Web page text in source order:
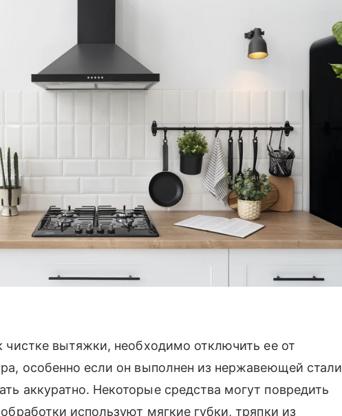
чистке вытяжки, необходимо отключить ее от
особенно если он выполнен из нержавеющей стали
аккуратно. Некоторые средства могут повредить
используют мягкие губки, тряпки из